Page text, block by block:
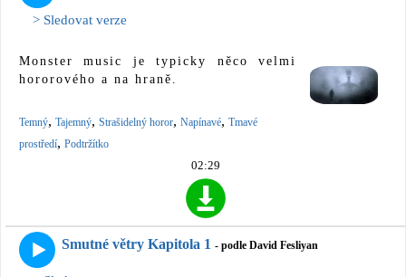
> Sledovat verze
Monster music je typicky něco velmi
hororového a na hraně.
Temný, Tajemný, Strašidelný horor, Napínavé, Tmavé
prostředí, Podtržítko
02:29
Smutné větry Kapitola 1 - podle David Fesliyan